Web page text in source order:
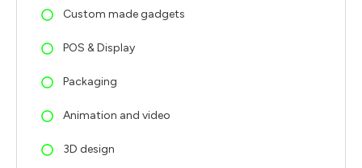
Custom made gadgets
POS & Display
Packaging
Animation and video
3D design